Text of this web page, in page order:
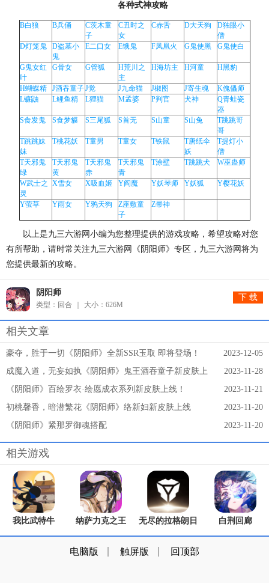
各种式神攻略
B白狼 B兵俑
C茨木童
子
C丑时之
女
C赤舌 D大天狗
D独眼小
僧
D灯笼鬼
D盗墓小
鬼
E二口女 E饿鬼 F凤凰火 G鬼使黑 G鬼使白
G鬼女红
叶
G骨女 G管狐
H荒川之
主
H海坊主 H河童 H黑豹
H蝴蝶精 J酒吞童子J觉 J九命猫 J椒图 J寄生魂
K傀儡师
L镰鼬
L鲤鱼精 L狸猫 M孟婆 P判官 犬神
Q青蛙瓷
器
S食发鬼
S食梦貘 S三尾狐 S首无 S山童 S山兔
T跳跳哥
哥
T跳跳妹
妹
T桃花妖 T童男 T童女 T铁鼠
T唐纸伞
妖
T提灯小
僧
T天邪鬼
绿
T天邪鬼
黄
T天邪鬼
赤
T天邪鬼
青
T涂壁 T跳跳犬 W巫蛊师
W武士之
灵
X雪女 X吸血姬 Y阎魔 Y妖琴师 Y妖狐 Y樱花妖
Y萤草 Y雨女 Y鸦天狗
Z座敷童
子
Z帚神
以上是九三六游网小编为您整理提供的游戏攻略，希望攻略对您
有所帮助，请时常关注九三六游网《阴阳师》专区，九三六游网将为
您提供最新的攻略。
下 载
阴阳师
类型：回合 大小：626M
相关文章
2023-12-05
豪夺，胜于一切《阴阳师》全新SSR玉取 即将登场！
2023-11-28
成魔入道，无妄如执《阴阳师》鬼王酒吞童子新皮肤上
线！
2023-11-21
《阴阳师》百绘罗衣·绘愿成衣系列新皮肤上线！
2023-11-20
初桃馨香，暗潜繁花《阴阳师》络新妇新皮肤上线
2023-11-20
《阴阳师》紧那罗御魂搭配
相关游戏
我比武特牛 纳萨力克之王 无尽的拉格朗日 白荆回廊
电脑版 触屏版 回顶部